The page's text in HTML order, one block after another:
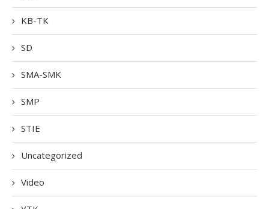
KB-TK
SD
SMA-SMK
SMP
STIE
Uncategorized
Video